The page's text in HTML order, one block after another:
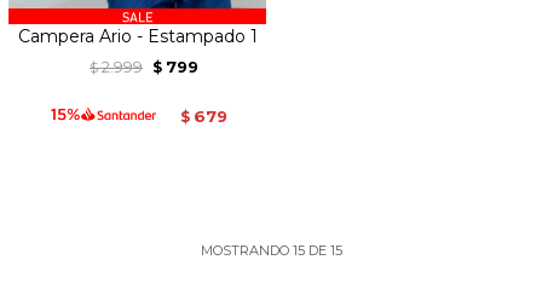
Campera Ario - Estampado 1
$ 2.999 $ 799
$ 679
MOSTRANDO 15DE 15